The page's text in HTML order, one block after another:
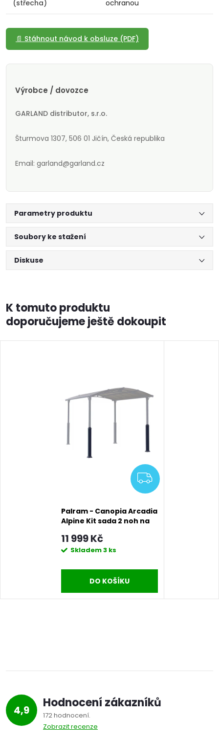
(střecha) ochranou
📄 Stáhnout návod k obsluze (PDF)
Výrobce / dovozce
GARLAND distributor, s.r.o.
Šturmova 1307, 506 01 Jičín, Česká republika
Email: garland@garland.cz
Parametry produktu
Soubory ke stažení
Diskuse
K tomuto produktu
doporučujeme ještě dokoupit
ZDARMA
Palram - Canopia Arcadia
Alpine Kit sada 2 noh na
Arcadia
11 999 Kč
Skladem3 ks
DO KOŠÍKU
4,9 Hodnocení zákazníků
172 hodnocení
Zobrazit recenze